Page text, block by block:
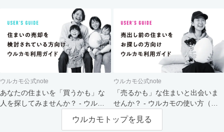
ウルカモ公式note
あなたの住まいを「買うかも」な
人を探してみませんか？ - ウルカ
ウルカモ公式note
「売るかも」な住まいと出会いま
せんか？ - ウルカモの使い方（買
主さま向け）
ウルカモトップを見る